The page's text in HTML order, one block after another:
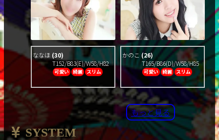
ななほ (30)
T152/B83(E)/W58/H82
可愛い 綺麗 スリム
かのこ (26)
T165/B86(D)/W58/H85
可愛い 綺麗 スリム
もっと見る
SYSTEM